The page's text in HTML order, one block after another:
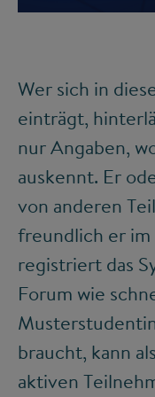
Wer sich in
einträgt,
nur Angaben,
auskennt. Er
von anderen
freundlich er
registriert das
Forum wie
braucht, kann
aktiven